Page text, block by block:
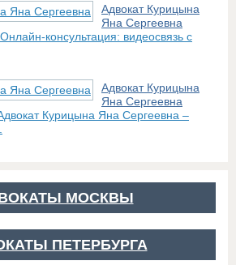
Адвокат Курицына
Яна Сергеевна
Онлайн-консультация: видеосвязь с
Адвокат Курицына
Яна Сергеевна
Курицына Яна Сергеевна –
МОСКВЫ
ПЕТЕРБУРГА